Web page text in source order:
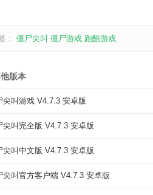
： 僵尸尖叫 僵尸游戏 跑酷游戏
版本
尖叫游戏 V4.7.3 安卓版
尖叫完全版 V4.7.3 安卓版
尖叫中文版 V4.7.3 安卓版
尖叫官方客户端 V4.7.3 安卓版